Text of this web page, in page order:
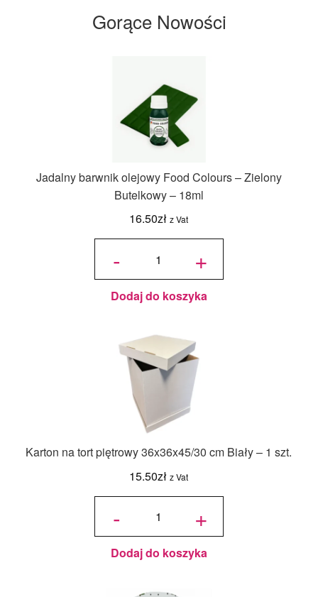
Gorące Nowości
Jadalny barwnik olejowy Food Colours – Zielony
Butelkowy – 18ml
16.50zł z Vat
-
ilość
olejowy
Food
Colours -
Zielony
Butelkowy
+
Dodaj do koszyka
Karton na tort piętrowy 36x36x45/30 cm Biały – 1 szt.
15.50zł z Vat
-
ilość Karton
36x36x45/30
cm Biały - 1
szt. +
Dodaj do koszyka